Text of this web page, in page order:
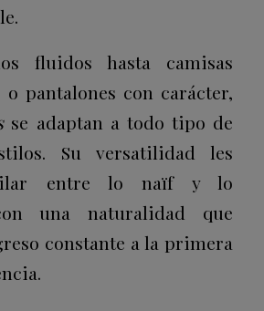
fluidos hasta camisas
o pantalones con carácter,
se adaptan a todo tipo de
Su versatilidad les
entre lo naïf y lo
una naturalidad que
constante a la primera